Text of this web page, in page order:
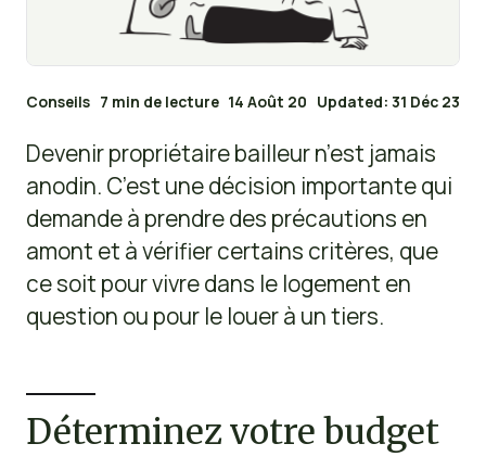
Conseils 7 min de lecture 14 Août 20 Updated: 31 Déc 23
Devenir propriétaire bailleur n’est jamais
anodin. C’est une décision importante qui
demande à prendre des précautions en
amont et à vérifier certains critères, que
ce soit pour vivre dans le logement en
question ou pour le louer à un tiers.
Déterminez votre budget